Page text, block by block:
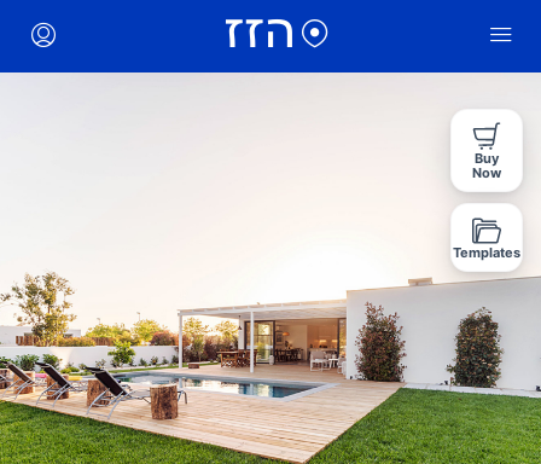
Buy
Now
Templates